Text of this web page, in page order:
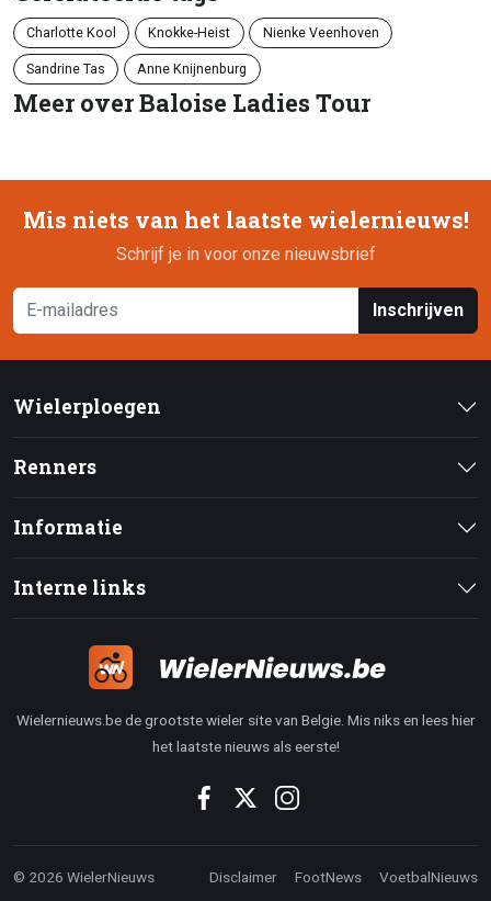
Charlotte Kool Knokke-Heist Nienke Veenhoven
Sandrine Tas Anne Knijnenburg
Meer over Baloise Ladies Tour
Mis niets van het laatste wielernieuws!
Schrijf je in voor onze nieuwsbrief
Inschrijven
Wielerploegen
Renners
Informatie
Interne links
Wielernieuws.be de grootste wieler site van Belgie. Mis niks en lees hier
het laatste nieuws als eerste!
© 2026 WielerNieuws Disclaimer FootNews VoetbalNieuws